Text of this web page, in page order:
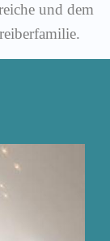
und dem